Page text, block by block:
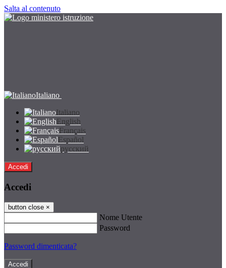
Salta al contenuto
Italiano
Italiano
English
Français
Español
русский
Accedi
Accedi
button close ×
Nome Utente
Password
Password dimenticata?